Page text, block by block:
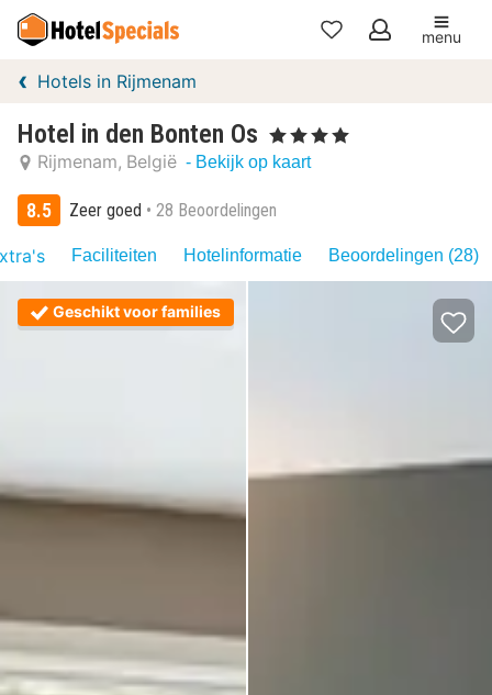
Mijn
menu
Hotels in Rijmenam
Hotel in den Bonten Os , 4 Sterren
Rijmenam België - Bekijk op kaart
8.5 Zeer goed 28 Beoordelingen
Faciliteiten Hotelinformatie Beoordelingen (28)
Geschikt voor families